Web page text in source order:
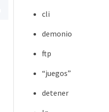
cli
demonio
ftp
“juegos”
detener